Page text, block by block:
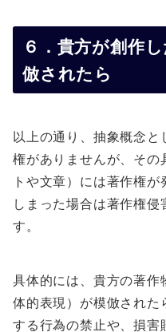
６．貴方が創作
倣されたら
以上の通り、抽象概念
権がありませんが、その
トや文章）には著作権
しまった場合は著作権侵
す。
具体的には、貴方の著作
体的表現）が模倣された
する行為の禁止や、損害